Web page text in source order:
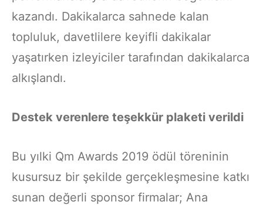
kazandı. Dakikalarca sahnede kalan
topluluk, davetlilere keyifli dakikalar
yaşatırken izleyiciler tarafından dakikalarca
alkışlandı.
Destek verenlere teşekkür plaketi verildi
Bu yılki Qm Awards 2019 ödül töreninin
kusursuz bir şekilde gerçekleşmesine katkı
sunan değerli sponsor firmalar; Ana